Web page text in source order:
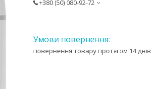
+380 (50) 080-92-72
повернення товару протягом 14 днів